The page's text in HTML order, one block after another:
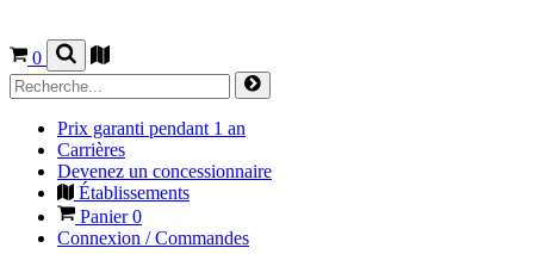
0
Prix garanti pendant 1 an
Carrières
Devenez un concessionnaire
Établissements
Panier0
Connexion / Commandes